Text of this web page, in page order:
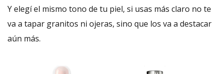
Y elegí el mismo tono de tu piel, si usas más claro no te
va a tapar granitos ni ojeras, sino que los va a destacar
aún más.